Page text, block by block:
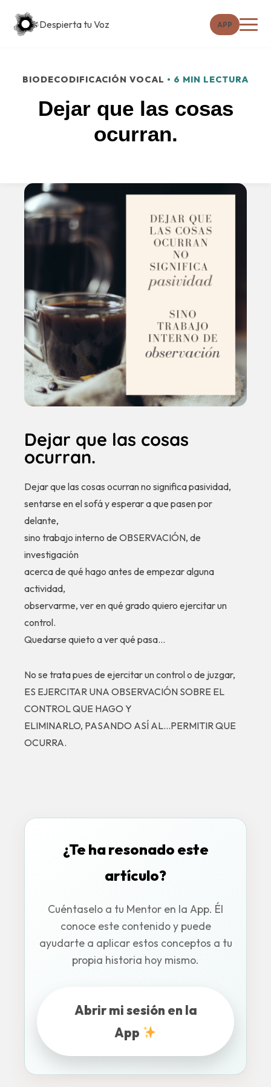
Despierta tu Voz APP
BIODECODIFICACIÓN VOCAL • 6 MIN LECTURA
Dejar que las cosas
ocurran.
Dejar que las cosas
ocurran.
Dejar que las cosas ocurran no significa pasividad,
sentarse en el sofá y esperar a que pasen por
delante,
sino trabajo interno de OBSERVACIÓN, de
investigación
acerca de qué hago antes de empezar alguna
actividad,
observarme, ver en qué grado quiero ejercitar un
control.
Quedarse quieto a ver qué pasa…
No se trata pues de ejercitar un control o de juzgar,
ES EJERCITAR UNA OBSERVACIÓN SOBRE EL
CONTROL QUE HAGO Y
ELIMINARLO, PASANDO ASÍ AL…PERMITIR QUE
OCURRA.
¿Te ha resonado este
artículo?
Cuéntaselo a tu Mentor en la App. Él
conoce este contenido y puede
ayudarte a aplicar estos conceptos a tu
propia historia hoy mismo.
Abrir mi sesión en la
App